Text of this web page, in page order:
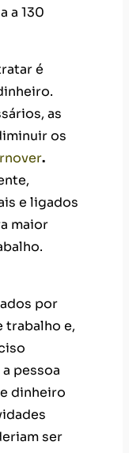
a 130
é
as
os
.
e ligados
maior
por
trabalho e,
pessoa
dinheiro
ser